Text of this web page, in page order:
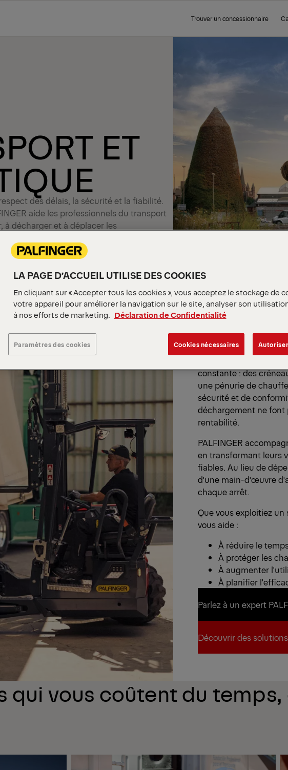
Trouver un concessionnaire
ET
des délais, la sécurité et la fiabilité.
aide les professionnels du transport
à décharger et à déplacer les
en toute sécurité et avec moins d'effort
d'équipements, d'outils numériques
Conçu
réalités
Les entreprises de
constante : des
une pénurie de
sécurité et de
déchargement ne font
rentabilité.
PALFINGER
en transformant leurs
fiables. Au lieu de
d'une main-d'œuvre
chaque arrêt.
Que vous exploitiez un
vous aide :
À réduire le
À protéger les
À augmenter
À planifier
Parlez à un expert
Parlez à un expert
Découvrir des
qui vous coûtent du
LA PAGE D’ACCUEIL UTILISE DES COOKIES
En cliquant sur « Accepter tous les cookies », vous acceptez le stockage de
votre appareil pour améliorer la navigation sur le site, analyser son
à nos efforts de marketing.
Déclaration de Confidentialité
Paramètres des cookies Cookies nécessaires